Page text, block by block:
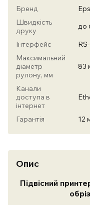
Бренд
Швидкість
друку
до
Інтерфейс
Максимальний
діаметр
рулону, мм
83
Канали
доступа в
інтернет
Гарантія 12
Опис
Підвісний